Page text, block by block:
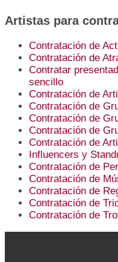
Artistas para
Contratación de
Contratación de
Contratar
sencillo
Contratación de
Contratación de
Contratación de
Contratación de
Contratación de
Influencers y
Contratación de
Contratación de
Contratación de
Contratación de
Contratación de